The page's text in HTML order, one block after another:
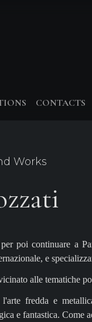
CONTACTS
Works
poi continuare a
e
alle tematiche
fredda e
e fantastica. Come